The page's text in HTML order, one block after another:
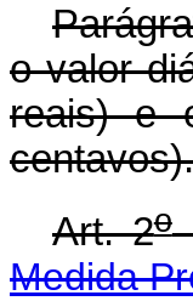
o valor
reais) e
centavos).
Art. 2o
Medida